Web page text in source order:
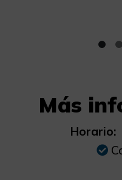
Más
Horario: